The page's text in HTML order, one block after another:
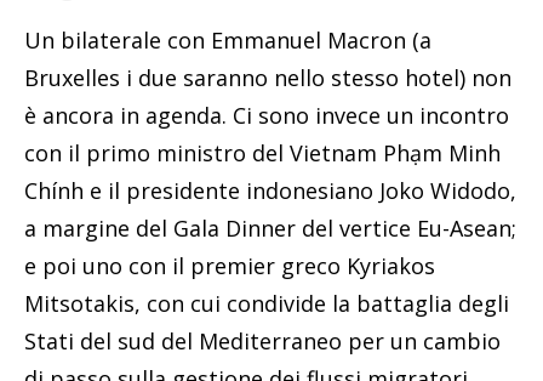
Un bilaterale con Emmanuel Macron (a
Bruxelles i due saranno nello stesso hotel) non
è ancora in agenda. Ci sono invece un incontro
con il primo ministro del Vietnam Phạm Minh
Chính e il presidente indonesiano Joko Widodo,
a margine del Gala Dinner del vertice Eu-Asean;
e poi uno con il premier greco Kyriakos
Mitsotakis, con cui condivide la battaglia degli
Stati del sud del Mediterraneo per un cambio